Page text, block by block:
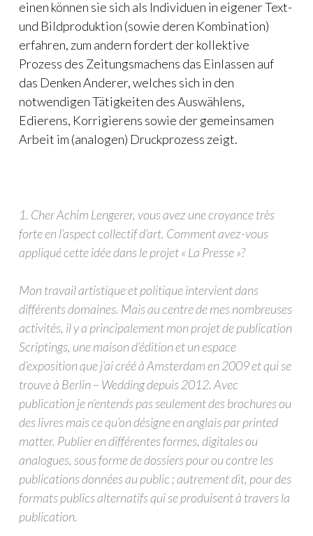
einen können sie sich als Individuen in eigener Text-
und Bildproduktion (sowie deren Kombination)
erfahren, zum andern fordert der kollektive
Prozess des Zeitungsmachens das Einlassen auf
das Denken Anderer, welches sich in den
notwendigen Tätigkeiten des Auswählens,
Edierens, Korrigierens sowie der gemeinsamen
Arbeit im (analogen) Druckprozess zeigt.
1. Cher Achim Lengerer, vous avez une croyance très
forte en l’aspect collectif d’art. Comment avez-vous
appliqué cette idée dans le projet « La Presse »?
Mon travail artistique et politique intervient dans
différents domaines. Mais au centre de mes nombreuses
activités, il y a principalement mon projet de publication
Scriptings, une maison d’édition et un espace
d’exposition que j’ai créé à Amsterdam en 2009 et qui se
trouve à Berlin – Wedding depuis 2012. Avec
publication je n’entends pas seulement des brochures ou
des livres mais ce qu’on désigne en anglais par printed
matter. Publier en différentes formes, digitales ou
analogues, sous forme de dossiers pour ou contre les
publications données au public ; autrement dit, pour des
formats publics alternatifs qui se produisent à travers la
publication.